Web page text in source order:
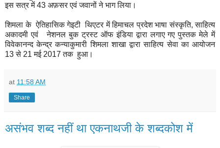
इस सत्र में 43 अफ़सर एवं जवानों ने भाग लिया।
शिमला के ऐतिहासिक गेइटी थिएटर में हिमाचल प्रदेश भाषा संस्कृति, साहित्य
अकादमी एवं नेशनल बुक ट्रस्ट ऑफ इंडिया द्वारा लगाए गए पुस्तक मेले में
विवेकानन्द केन्द्र कन्याकुमारी शिमला शाखा द्वारा साहित्य सेवा का आयोजन
13 से 21 मई 2017 तक हुआ।
at 11:58 AM
Share
असंभव शब्द नहीं था एकनाथजी के शब्दकोश में